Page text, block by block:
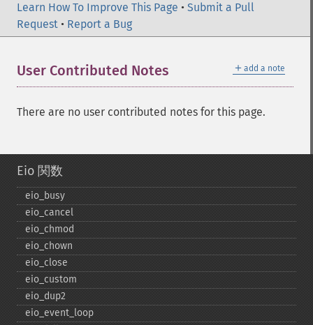
Learn How To Improve This Page • Submit a Pull
Request • Report a Bug
＋ add a note
User Contributed Notes
There are no user contributed notes for this page.
Eio 関数
eio_​busy
eio_​cancel
eio_​chmod
eio_​chown
eio_​close
eio_​custom
eio_​dup2
eio_​event_​loop